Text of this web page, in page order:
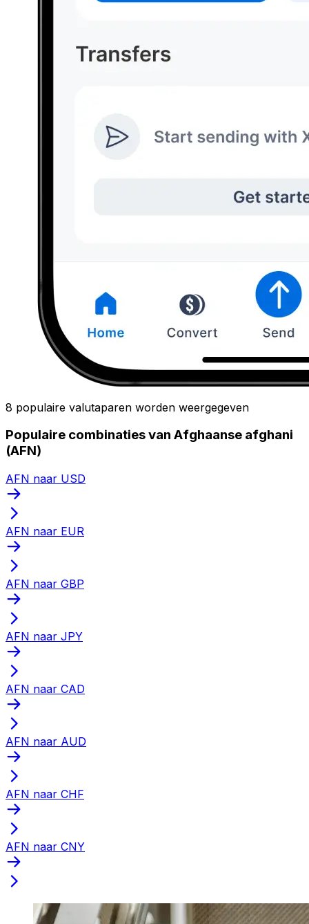
8 populaire valutaparen worden weergegeven
Populaire combinaties van Afghaanse afghani
(AFN)
AFN naar USD
AFN naar EUR
AFN naar GBP
AFN naar JPY
AFN naar CAD
AFN naar AUD
AFN naar CHF
AFN naar CNY